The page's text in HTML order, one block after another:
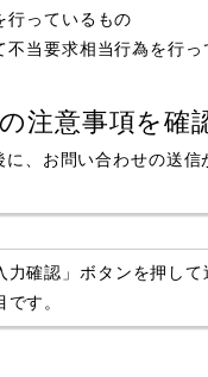
行っているもの
当要求相当行為を行
の注意事項を確
、お問い合わせの送信
確認」ボタンを押して
す。